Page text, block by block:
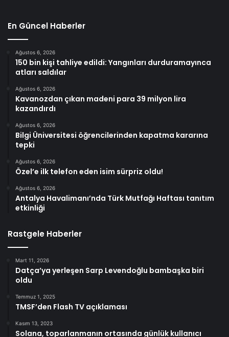
En Güncel Haberler
Ağustos 6, 2026
150 bin kişi tahliye edildi: Yangınları durduramayınca
atları saldılar
Ağustos 6, 2026
Kavanozdan çıkan madeni para 39 milyon lira
kazandırdı
Ağustos 6, 2026
Bilgi Üniversitesi öğrencilerinden kapatma kararına
tepki
Ağustos 6, 2026
Özel’e ilk telefon eden isim sürpriz oldu!
Ağustos 6, 2026
Antalya Havalimanı’nda Türk Mutfağı Haftası tanıtım
etkinliği
Rastgele Haberler
Mart 11, 2026
Datça’ya yerleşen Sarp Levendoğlu bambaşka biri
oldu
Temmuz 1, 2025
TMSF’den Flash TV açıklaması
Kasım 13, 2023
Solana, toparlanmanın ortasında günlük kullanıcı